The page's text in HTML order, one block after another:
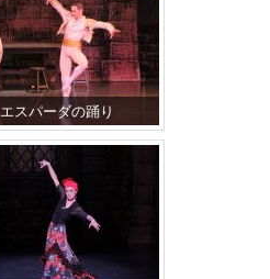
エスパーダの踊り